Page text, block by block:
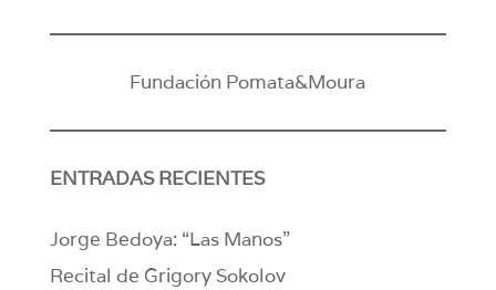
Fundación Pomata&Moura
ENTRADAS RECIENTES
Jorge Bedoya: “Las Manos”
Recital de Grigory Sokolov